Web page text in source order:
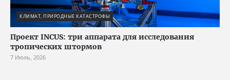
КЛИМАТ, ПРИРОДНЫЕ КАТАСТРОФЫ
Проект INCUS: три аппарата для исследования
тропических штормов
7 Июль, 2026